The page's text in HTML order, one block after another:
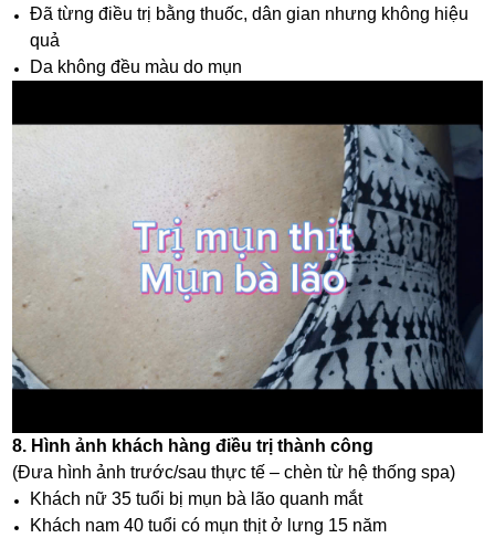
Đã từng điều trị bằng thuốc, dân gian nhưng không hiệu
quả
Da không đều màu do mụn
8. Hình ảnh khách hàng điều trị thành công
(Đưa hình ảnh trước/sau thực tế – chèn từ hệ thống spa)
Khách nữ 35 tuổi bị mụn bà lão quanh mắt
Khách nam 40 tuổi có mụn thịt ở lưng 15 năm